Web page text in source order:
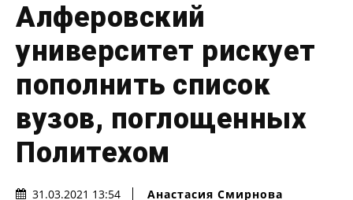
Алферовский
университет рискует
пополнить список
вузов, поглощенных
Политехом
31.03.2021 13:54 Анастасия Смирнова